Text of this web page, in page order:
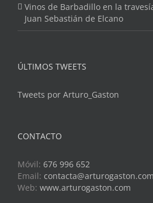
Vinos de Barbadillo en la
Juan Sebastián de Elcano
ÚLTIMOS TWEETS
Tweets por Arturo_Gaston
CONTACTO
Móvil: 676 996 652
Email: contacta@arturogaston.com
Web: www.arturogaston.com